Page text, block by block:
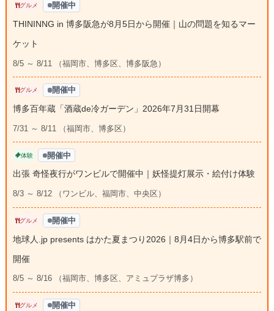
グルメ 開催中
THININNG in 博多阪急が8月5日から開催｜山の問題を知るマー
ケット
8/5 ～ 8/11 （福岡市、博多区、博多阪急）
グルメ 開催中
博多百年蔵「酒蔵de冷ガーデン」2026年7月31日開幕
7/31 ～ 8/11 （福岡市、博多区）
体験 開催中
出張 奇怪夜行がワンビルで開催中｜妖怪提灯展示・絵付け体験
8/3 ～ 8/12 （ワンビル、福岡市、中央区）
グルメ 開催中
地球人.jp presents はかた夏まつり2026｜8月4日から博多駅前で
開催
8/5 ～ 8/16 （福岡市、博多区、アミュプラザ博多）
グルメ 開催中